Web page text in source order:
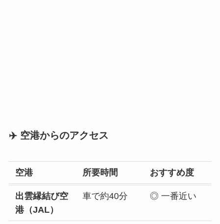
✈️ 空港からのアクセス
空港 所要時間 おすすめ度
出雲縁結び空
港（JAL）
車で約40分 ◎ 一番近い